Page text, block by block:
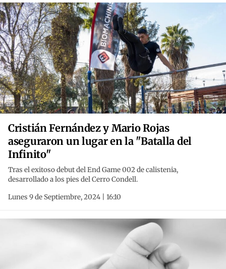
Cristián Fernández y Mario Rojas
aseguraron un lugar en la "Batalla del
Infinito"
Tras el exitoso debut del End Game 002 de calistenia,
desarrollado a los pies del Cerro Condell.
Lunes 9 de Septiembre, 2024 | 16:10